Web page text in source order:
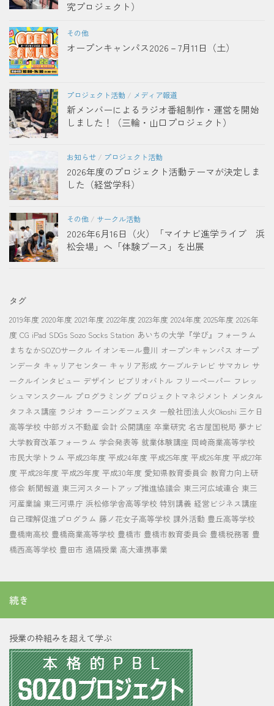
究プロジェクト）
その他
オープンキャンパス2026－7月11日（土）
プロジェクト活動 / メディア報道
新メンバーによるラジオ番組制作・運営を開始
しました！（三輪・山口プロジェクト）
お知らせ / プロジェクト活動
2026年度のプロジェクト活動テーマが決定しま
した（経営学科）
その他 / サークル活動
2026年6月16日（火）「マイナビ進学ライブ 浜
松会場」へ「体験ブース」を出展
タグ
2019年度 2020年度 2021年度 2022年度 2023年度 2024年度 2025年度 2026年
度 CG iPad SDGs Sozo Socks Station あいちの大学『学び』フォーラム
まちなかSOZOサークル イオンモール豊川 オープンキャンパス オープ
ンデータ キャリアセンター キャリア形成 ケーブルテレビ サマカレ サ
ークルインタビュー デザイン ビブリオバトル フリーペーパー フレッ
シュマンスクール プログラミング プロジェクトマネジメント メンタル
タフネス講座 ラジオ ラーニングフェスタ 一般社団法人火Okoshi 三ケ日
高等学校 中部ガス不動産 会計 公開講座 卒業研究 名古屋国税局 夢ナビ
大学教育改革フォーラム 学会発表等 就業体験講座 岡崎商業高等学校
市民大学トラム 平成23年度 平成24年度 平成25年度 平成26年度 平成27年
度 平成28年度 平成29年度 平成30年度 愛知県教育委員会 教育力向上研
修会 新聞報道 東三河スタートアップ推進協議会 東三河広域連合 東三
河産業論 東三河県庁 浜松修学舎高等学校 特別講義 経営ビジネス講座
自己理解促進プログラム 藤ノ花女子高等学校 課外活動 豊丘高等学校
豊橋南高校 豊橋商業高等学校 豊橋市 豊橋市教育委員会 豊橋税務署 豊
橋西高等学校 豊田市 遠隔授業 高大連携事業
続き
授業の枠組みを超えて学ぶ